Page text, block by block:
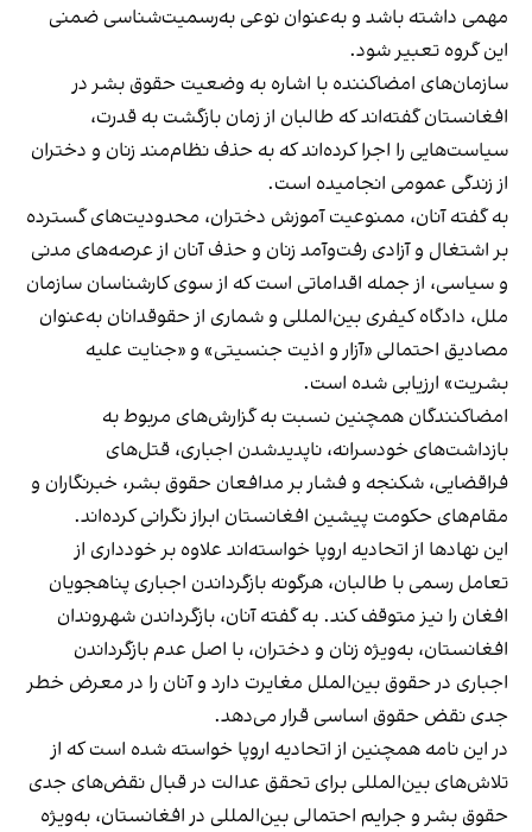
مهمی داشته باشد و به‌عنوان نوعی به‌رسمیت‌شناسی ضمنی
این گروه تعبیر شود.
سازمان‌های امضاکننده با اشاره به وضعیت حقوق بشر در
افغانستان گفته‌اند که طالبان از زمان بازگشت به قدرت،
سیاست‌هایی را اجرا کرده‌اند که به حذف نظام‌مند زنان و دختران
از زندگی عمومی انجامیده است.
به گفته آنان، ممنوعیت آموزش دختران، محدودیت‌های گسترده
بر اشتغال و آزادی رفت‌وآمد زنان و حذف آنان از عرصه‌های مدنی
و سیاسی، از جمله اقداماتی است که از سوی کارشناسان سازمان
ملل، دادگاه کیفری بین‌المللی و شماری از حقوقدانان به‌عنوان
مصادیق احتمالی «آزار و اذیت جنسیتی» و «جنایت علیه
بشریت» ارزیابی شده است.
امضاکنندگان همچنین نسبت به گزارش‌های مربوط به
بازداشت‌های خودسرانه، ناپدیدشدن اجباری، قتل‌های
فراقضایی، شکنجه و فشار بر مدافعان حقوق بشر، خبرنگاران و
مقام‌های حکومت پیشین افغانستان ابراز نگرانی کرده‌اند.
این نهادها از اتحادیه اروپا خواسته‌اند علاوه بر خودداری از
تعامل رسمی با طالبان، هرگونه بازگرداندن اجباری پناهجویان
افغان را نیز متوقف کند. به گفته آنان، بازگرداندن شهروندان
افغانستان، به‌ویژه زنان و دختران، با اصل عدم بازگرداندن
اجباری در حقوق بین‌الملل مغایرت دارد و آنان را در معرض خطر
جدی نقض حقوق اساسی قرار می‌دهد.
در این نامه همچنین از اتحادیه اروپا خواسته شده است که از
تلاش‌های بین‌المللی برای تحقق عدالت در قبال نقض‌های جدی
حقوق بشر و جرایم احتمالی بین‌المللی در افغانستان، به‌ویژه